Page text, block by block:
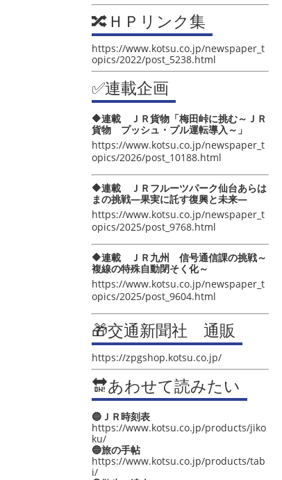
🔀ＨＰリンク集
https://www.kotsu.co.jp/newspaper_t
opics/2022/post_5238.html
✅連載企画
🔶連載 ＪＲ貨物「梅田峠に挑む～ＪＲ
貨物 プッシュ・プル運転導入～」
https://www.kotsu.co.jp/newspaper_t
opics/2026/post_10188.html
🔶連載 ＪＲフルーツパーク仙台あらは
まの挑戦―果実に託す復興と未来―
https://www.kotsu.co.jp/newspaper_t
opics/2025/post_9768.html
🔶連載 ＪＲ九州 信号通信課の挑戦～
複線の特殊自動閉そく化～
https://www.kotsu.co.jp/newspaper_t
opics/2025/post_9604.html
🎁交通新聞社 通販
https://zpgshop.kotsu.co.jp/
🔛あわせて読みたい
🔵ＪＲ時刻表
https://www.kotsu.co.jp/products/jiko
ku/
🔵旅の手帖
https://www.kotsu.co.jp/products/tab
i/